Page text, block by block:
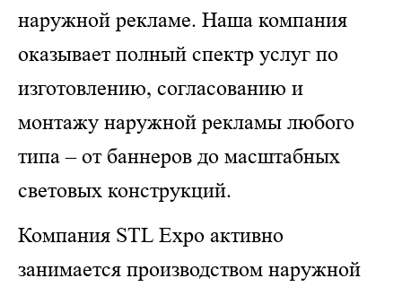
наружной рекламе. Наша компания
оказывает полный спектр услуг по
изготовлению, согласованию и
монтажу наружной рекламы любого
типа – от баннеров до масштабных
световых конструкций.
Компания STL Expo активно
занимается производством наружной